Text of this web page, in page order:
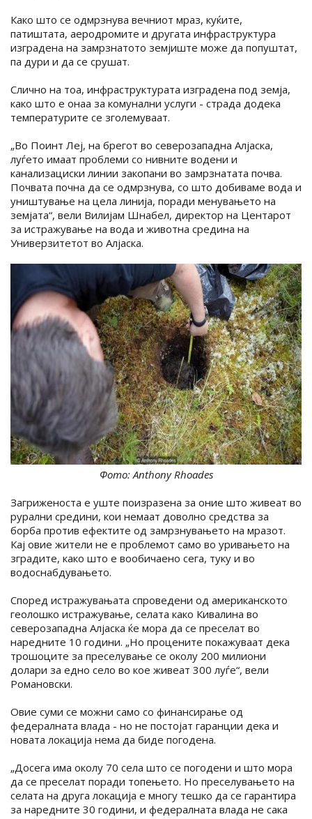
Како што се одмрзнува вечниот мраз, куќите,
патиштата, аеродромите и другата инфраструктура
изградена на замрзнатото земјиште може да попуштат,
па дури и да се срушат.
Слично на тоа, инфраструктурата изградена под земја,
како што е онаа за комунални услуги - страда додека
температурите се зголемуваат.
„Во Поинт Леј, на брегот во северозападна Алјаска,
луѓето имаат проблеми со нивните водени и
канализациски линии закопани во замрзнатата почва.
Почвата почна да се одмрзнува, со што добиваме вода и
уништување на цела линија, поради менувањето на
земјата“, вели Вилијам Шнабел, директор на Центарот
за истражување на вода и животна средина на
Универзитетот во Алјаска.
Фото: Anthony Rhoades
Загриженоста е уште поизразена за оние што живеат во
рурални средини, кои немаат доволно средства за
борба против ефектите од замрзнувањето на мразот.
Кај овие жители не е проблемот само во уривањето на
зградите, како што е вообичаено сега, туку и во
водоснабдувањето.
Според истражувањата спроведени од американското
геолошко истражување, селата како Кивалина во
северозападна Алјаска ќе мора да се преселат во
наредните 10 години. „Но процените покажуваат дека
трошоците за преселување се околу 200 милиони
долари за едно село во кое живеат 300 луѓе“, вели
Романовски.
Овие суми се можни само со финансирање од
федералната влада - но не постојат гаранции дека и
новата локација нема да биде погодена.
„Досега има околу 70 села што се погодени и што мора
да се преселат поради топењето. Но преселувањето на
селата на друга локација е многу тешко да се гарантира
за наредните 30 години, и федералната влада не сака